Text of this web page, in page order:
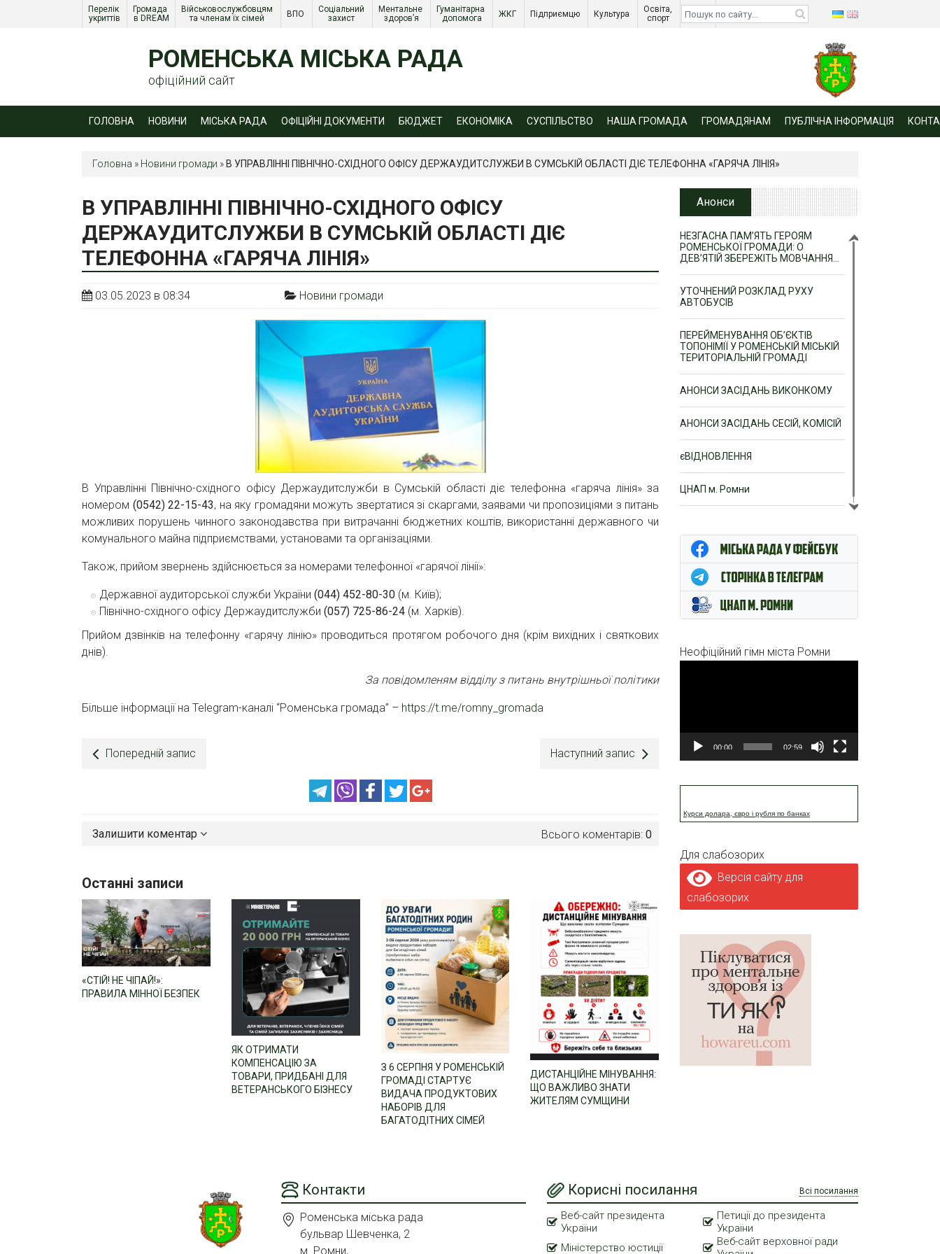
Перелік
укриттів
Громада
в DREAM
Військовослужбовцям
та членам їх сімей
ВПО
Соціальний
захист
Ментальне
здоров’я
Гуманітарна
допомога
ЖКГ Підприємцю Культура
Освіта,
спорт
Діти
війни
РОМЕНСЬКА МІСЬКА РАДА
офіційний сайт
ГОЛОВНА НОВИНИ МІСЬКА РАДА ОФІЦІЙНІ ДОКУМЕНТИ БЮДЖЕТ ЕКОНОМІКА СУСПІЛЬСТВО НАША ГРОМАДА ГРОМАДЯНАМ ПУБЛІЧНА ІНФОРМАЦІЯ
Головна » Новини громади » В УПРАВЛІННІ ПІВНІЧНО-СХІДНОГО ОФІСУ ДЕРЖАУДИТСЛУЖБИ В СУМСЬКІЙ ОБЛАСТІ ДІЄ ТЕЛЕФОННА «ГАРЯЧА ЛІНІЯ»
В УПРАВЛІННІ ПІВНІЧНО-СХІДНОГО ОФІСУ
ДЕРЖАУДИТСЛУЖБИ В СУМСЬКІЙ ОБЛАСТІ ДІЄ
ТЕЛЕФОННА «ГАРЯЧА ЛІНІЯ»
03.05.2023 в 08:34 Новини громади
В Управлінні Північно-східного офісу Держаудитслужби в Сумській області діє телефонна «гаряча лінія» за
номером (0542) 22-15-43, на яку громадяни можуть звертатися зі скаргами, заявами чи пропозиціями з питань
можливих порушень чинного законодавства при витрачанні бюджетних коштів, використанні державного чи
комунального майна підприємствами, установами та організаціями.
Також, прийом звернень здійснюється за номерами телефонної «гарячої лінії»:
Державної аудиторської служби України (044) 452-80-30 (м. Київ);
Північно-східного офісу Держаудитслужби (057) 725-86-24 (м. Харків).
Прийом дзвінків на телефонну «гарячу лінію» проводиться протягом робочого дня (крім вихідних і святкових
днів).
За повідомленям відділу з питань внутрішньої політики
Більше інформації на Telegram-каналі “Роменська громада” – https://t.me/romny_gromada
Попередній запис Наступний запис
Всього коментарів: 0
Залишити коментар
Останні записи
«СТІЙ! НЕ ЧІПАЙ!»:
ПРАВИЛА МІННОЇ БЕЗПЕК
ЯК ОТРИМАТИ
КОМПЕНСАЦІЮ ЗА
ТОВАРИ, ПРИДБАНІ ДЛЯ
ВЕТЕРАНСЬКОГО БІЗНЕСУ
З 6 СЕРПНЯ У РОМЕНСЬКІЙ
ГРОМАДІ СТАРТУЄ
ВИДАЧА ПРОДУКТОВИХ
НАБОРІВ ДЛЯ
БАГАТОДІТНИХ СІМЕЙ
ДИСТАНЦІЙНЕ МІНУВАННЯ:
ЩО ВАЖЛИВО ЗНАТИ
ЖИТЕЛЯМ СУМЩИНИ
Анонси
НЕЗГАСНА ПАМ’ЯТЬ ГЕРОЯМ
РОМЕНСЬКОЇ ГРОМАДИ: О
ДЕВ’ЯТІЙ ЗБЕРЕЖІТЬ МОВЧАННЯ…
УТОЧНЕНИЙ РОЗКЛАД РУХУ
АВТОБУСІВ
ПЕРЕЙМЕНУВАННЯ ОБ’ЄКТІВ
ТОПОНІМІЇ У РОМЕНСЬКІЙ МІСЬКІЙ
ТЕРИТОРІАЛЬНІЙ ГРОМАДІ
АНОНСИ ЗАСІДАНЬ ВИКОНКОМУ
АНОНСИ ЗАСІДАНЬ СЕСІЙ, КОМІСІЙ
єВІДНОВЛЕННЯ
ЦНАП м. Ромни
Неофіційний гімн міста Ромни
00:00 02:59
Курси долара, євро і рубля по банках
Для слабозорих
Версія сайту для
слабозорих
Контакти
Роменська міська рада
бульвар Шевченка, 2
м. Ромни,
Корисні посилання Всі посилання
Веб-сайт президента
України
Петиції до президента
України
Міністерство юстиції
Веб-сайт верховної ради